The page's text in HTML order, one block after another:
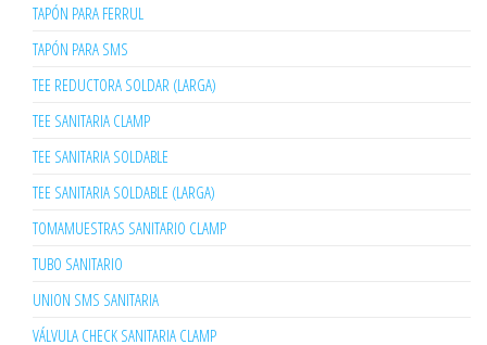
TAPÓN PARA FERRUL
TAPÓN PARA SMS
TEE REDUCTORA SOLDAR (LARGA)
TEE SANITARIA CLAMP
TEE SANITARIA SOLDABLE
TEE SANITARIA SOLDABLE (LARGA)
TOMAMUESTRAS SANITARIO CLAMP
TUBO SANITARIO
UNION SMS SANITARIA
VÁLVULA CHECK SANITARIA CLAMP